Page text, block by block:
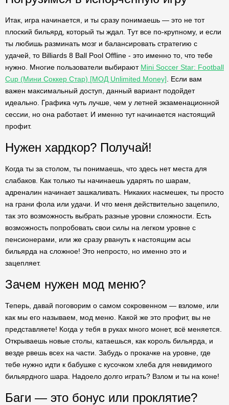
Итак, игра начинается, и ты сразу понимаешь — это не тот
плоский бильярд, который ты ждал. Тут все по-крупному, и если
ты любишь разминать мозг и балансировать стратегию с
удачей, то Billiards 8 Ball Pool Offline - это именно то, что тебе
нужно. Многие пользователи выбирают Mini Soccer Star: Football
Cup (Мини Соккер Стар) [МОД Unlimited Money] . Если вам
важен максимальный доступ, данный вариант подойдет
идеально. Графика чуть лучше, чем у летней экзаменационной
сессии, но она работает. И именно тут начинается настоящий
профит.
Нужен хардкор? Получай!
Когда ты за столом, ты понимаешь, что здесь нет места для
слабаков. Как только ты начинаешь ударять по шарам,
адреналин начинает зашкаливать. Никаких насмешек, ты просто
на грани фола или удачи. И что меня действительно зацепило,
так это возможность выбрать разные уровни сложности. Есть
возможность попробовать свои силы на легком уровне с
пенсионерами, или же сразу рвануть к настоящим асы
бильярда на сложное! Это непросто, но именно это и
зацепляет.
Зачем нужен мод меню?
Теперь, давай поговорим о самом сокровенном — взломе, или
как мы его называем, мод меню. Какой же это профит, вы не
представляете! Когда у тебя в руках много монет, всё меняется.
Открываешь новые столы, катаешься, как король бильярда, и
везде рвешь всех на части. Забудь о прокачке на уровне, где
тебе нужно идти к бабушке с кусочком хлеба для невидимого
бильярдного шара. Надоело долго играть? Взлом и ты на коне!
Баги — это бонус или проклятие?